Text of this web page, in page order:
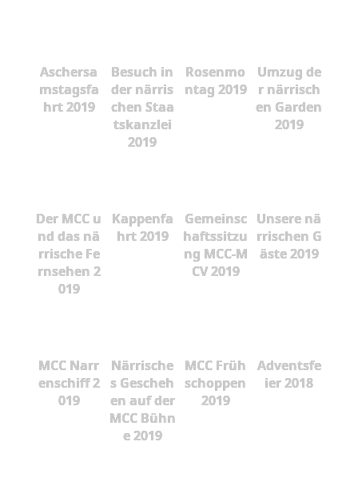
Aschersa
mstagsfa
hrt 2019
Besuch in
der närris
chen Staa
tskanzlei
2019
Rosenmo
ntag 2019
Umzug de
r närrisch
en Garden
2019
Der MCC u
nd das nä
rrische Fe
rnsehen 2
019
Kappenfa
hrt 2019
Gemeinsc
haftssitzu
ng MCC-M
CV 2019
Unsere nä
rrischen G
äste 2019
MCC Narr
enschiff 2
019
Närrische
s Gescheh
en auf der
MCC Bühn
e 2019
MCC Früh
schoppen
2019
Adventsfe
ier 2018